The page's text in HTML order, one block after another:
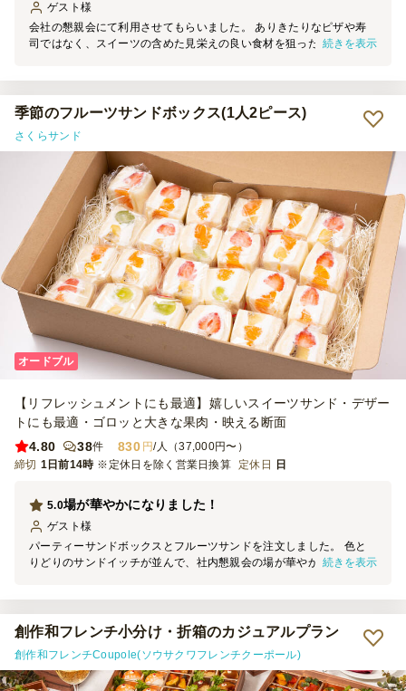
ゲスト 様
会社の懇親会にて利用させてもらいました。 ありきたりなピザや寿
司ではなく、スイーツの含めた見栄えの良い食材を狙ったのですが、
分かるお品書きが入っていると、より良かったなと思います。
続きを表示
季節のフルーツサンドボックス(1人2ピース)
さくらサンド
オードブル
【リフレッシュメントにも最適】嬉しいスイーツサンド・デザー
トにも最適・ゴロッと大きな果肉・映える断面
4.80
38件 830 円/人（37,000円〜）
締切 1日前14時 ※定休日を除く営業日換算 定休日 日
場が華やかになりました！
5.0
ゲスト 様
パーティーサンドボックスとフルーツサンドを注文しました。 色と
りどりのサンドイッチが並んで、社内懇親会の場が華やかになりまし
した。
続きを表示
創作和フレンチ小分け・折箱のカジュアルプラン
創作和フレンチCoupole(ソウサクワフレンチクーポール)